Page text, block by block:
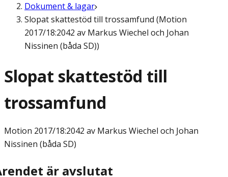
Dokument & lagar
Slopat skattestöd till trossamfund (Motion
2017/18:2042 av Markus Wiechel och Johan
Nissinen (båda SD))
Slopat skattestöd till
trossamfund
Motion 2017/18:2042 av Markus Wiechel och Johan
Nissinen (båda SD)
är avslutat